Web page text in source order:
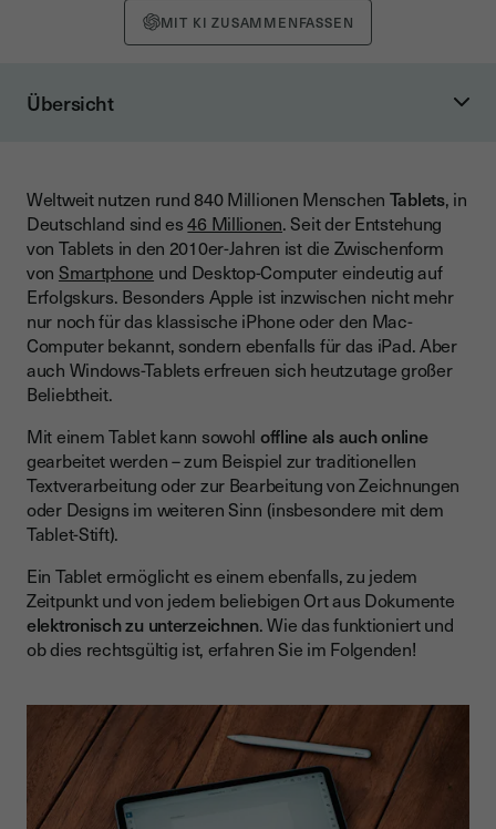
MIT KI ZUSAMMENFASSEN
Übersicht
Unterschrift mit Adobe Reader in Windows
Unterschriftenpads: Wie funktioniert ein Unterschriftenpad?
Ist eine Unterschrift auf dem Tablet gültig?
Wie kann man rechtssicher digital unterschreiben?
Tablet und die elektronische Signatur eines
Vertrauensdiensteanbieters
Weltweit nutzen rund 840 Millionen Menschen Tablets, in
Deutschland sind es46 Millionen. Seit der Entstehung
von Tablets in den 2010er-Jahren ist die Zwischenform
von Smartphone und Desktop-Computer eindeutig auf
Erfolgskurs. Besonders Apple ist inzwischen nicht mehr
nur noch für das klassische iPhone oder den Mac-
Computer bekannt, sondern ebenfalls für das iPad. Aber
auch Windows-Tablets erfreuen sich heutzutage großer
Beliebtheit.
Mit einem Tablet kann sowohl offline als auch online
gearbeitet werden – zum Beispiel zur traditionellen
Textverarbeitung oder zur Bearbeitung von Zeichnungen
oder Designs im weiteren Sinn (insbesondere mit dem
Tablet-Stift).
Ein Tablet ermöglicht es einem ebenfalls, zu jedem
Zeitpunkt und von jedem beliebigen Ort aus Dokumente
elektronisch zu unterzeichnen. Wie das funktioniert und
ob dies rechtsgültig ist, erfahren Sie im Folgenden!